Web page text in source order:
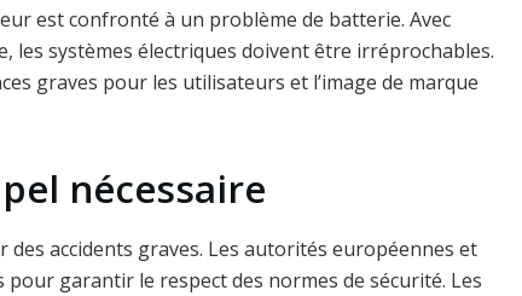
est confronté à un problème de batterie. Avec
les systèmes électriques doivent être irréprochables.
graves pour les utilisateurs et l’image de marque
nécessaire
accidents graves. Les autorités européennes et
garantir le respect des normes de sécurité. Les